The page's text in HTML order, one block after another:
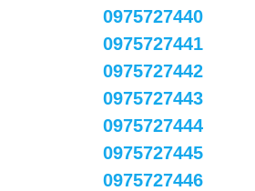
0975727440
0975727441
0975727442
0975727443
0975727444
0975727445
0975727446